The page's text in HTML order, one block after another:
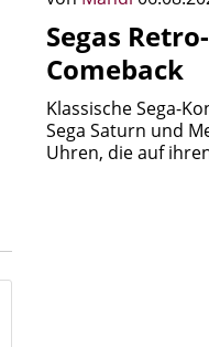
Segas
Comeback
Klassische Sega-
Sega Saturn und
Uhren, die auf